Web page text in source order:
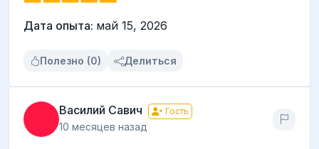
Дата опыта: май 15, 2026
Полезно (0) Делиться
Василий Савич Гость
10 месяцев назад